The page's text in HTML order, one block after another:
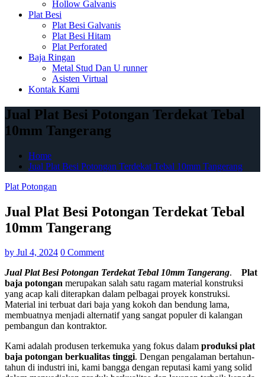
Hollow Galvanis
Plat Besi
Plat Besi Galvanis
Plat Besi Hitam
Plat Perforated
Baja Ringan
Metal Stud Dan U runner
Asisten Virtual
Kontak Kami
Jual Plat Besi Potongan Terdekat Tebal
10mm Tangerang
Home
Jual Plat Besi Potongan Terdekat Tebal 10mm Tangerang
Plat Potongan
Jual Plat Besi Potongan Terdekat Tebal
10mm Tangerang
by Jul 4, 2024 0 Comment
Jual Plat Besi Potongan Terdekat Tebal 10mm Tangerang. Plat
baja potongan merupakan salah satu ragam material konstruksi
yang acap kali diterapkan dalam pelbagai proyek konstruksi.
Material ini terbuat dari baja yang kokoh dan bendung lama,
membuatnya menjadi alternatif yang sangat populer di kalangan
pembangun dan kontraktor.
Kami adalah produsen terkemuka yang fokus dalam produksi plat
baja potongan berkualitas tinggi. Dengan pengalaman bertahun-
tahun di industri ini, kami bangga dengan reputasi kami yang solid